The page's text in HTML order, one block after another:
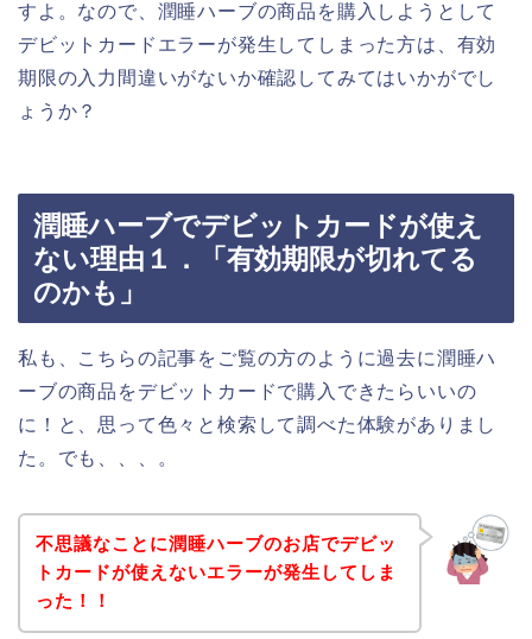
すよ。なので、潤睡ハーブの商品を購入しようとして
デビットカードエラーが発生してしまった方は、有効
期限の入力間違いがないか確認してみてはいかがでし
ょうか？
潤睡ハーブでデビットカードが使え
ない理由１．「有効期限が切れてる
のかも」
私も、こちらの記事をご覧の方のように過去に潤睡ハ
ーブの商品をデビットカードで購入できたらいいの
に！と、思って色々と検索して調べた体験がありまし
た。でも、、、。
不思議なことに潤睡ハーブのお店でデビッ
トカードが使えないエラーが発生してしま
った！！